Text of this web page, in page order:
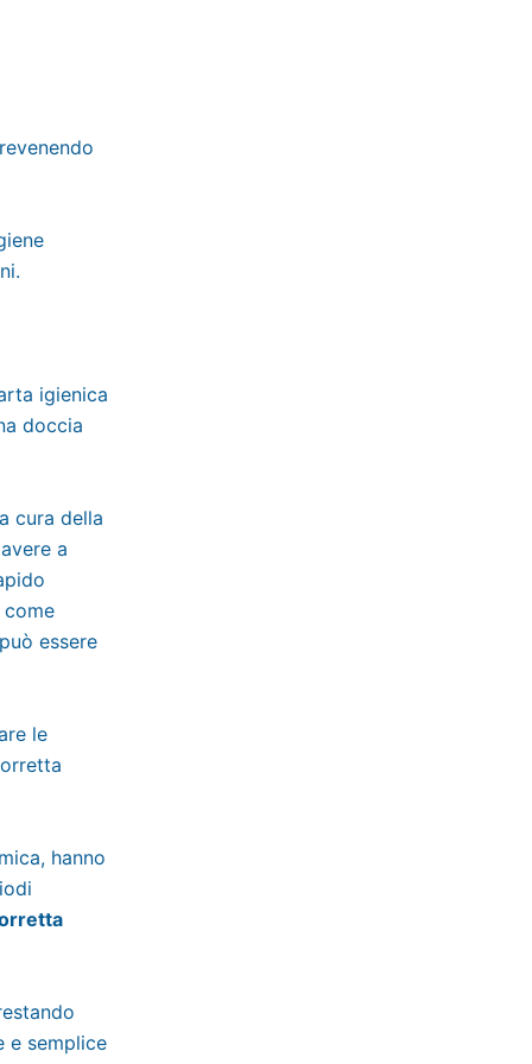
igienica
doccia
cura della
a
come
essere
le
hanno
e semplice